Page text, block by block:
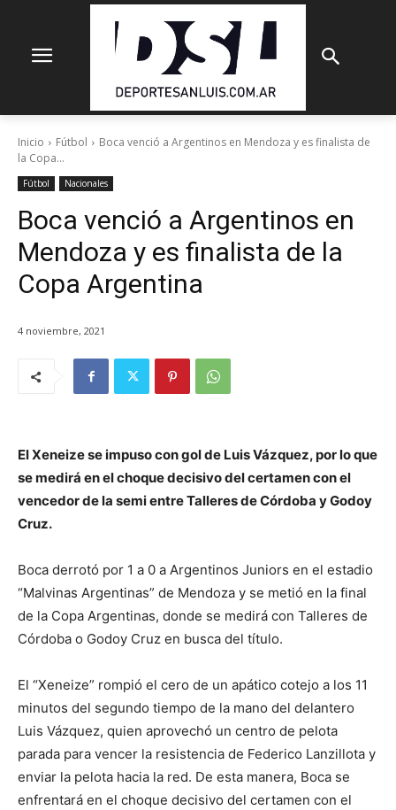
Inicio Fútbol
Boca venció a Argentinos en Mendoza y es finalista de
la Copa...
Fútbol Nacionales
Boca venció a Argentinos en
Mendoza y es finalista de la
Copa Argentina
4 noviembre, 2021
El Xeneize se impuso con gol de Luis Vázquez, por lo que
se medirá en el choque decisivo del certamen con el
vencedor de la semi entre Talleres de Córdoba y Godoy
Cruz.
Boca derrotó por 1 a 0 a Argentinos Juniors en el estadio
“Malvinas Argentinas” de Mendoza y se metió en la final
de la Copa Argentinas, donde se medirá con Talleres de
Córdoba o Godoy Cruz en busca del título.
El “Xeneize” rompió el cero de un apático cotejo a los 11
minutos del segundo tiempo de la mano del delantero
Luis Vázquez, quien aprovechó un centro de pelota
parada para vencer la resistencia de Federico Lanzillota y
enviar la pelota hacia la red. De esta manera, Boca se
enfrentará en el choque decisivo del certamen con el